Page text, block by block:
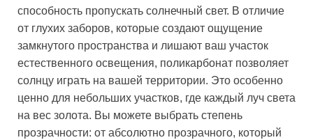
способность пропускать солнечный свет. В отличие
от глухих заборов, которые создают ощущение
замкнутого пространства и лишают ваш участок
естественного освещения, поликарбонат позволяет
солнцу играть на вашей территории. Это особенно
ценно для небольших участков, где каждый луч света
на вес золота. Вы можете выбрать степень
прозрачности: от абсолютно прозрачного, который